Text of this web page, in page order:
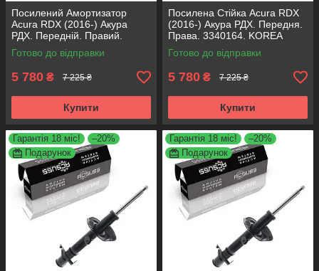
Посилений Амортизатор
Acura RDX (2016-) Акура
РДХ. Передній. Правий.
3340164. KOREA Аксусс!
Готово до відправки
5 780 ₴ 7 225 ₴
Купити
Посилена Стійка Acura RDX
(2016-) Акура РДХ. Передня.
Права. 3340164. KOREA
Аксусс!
Готово до відправки
5 780 ₴ 7 225 ₴
Купити
Гарантія 18 міс!
–20%
Подарунок
Гарантія 18 міс!
–20%
Подарунок